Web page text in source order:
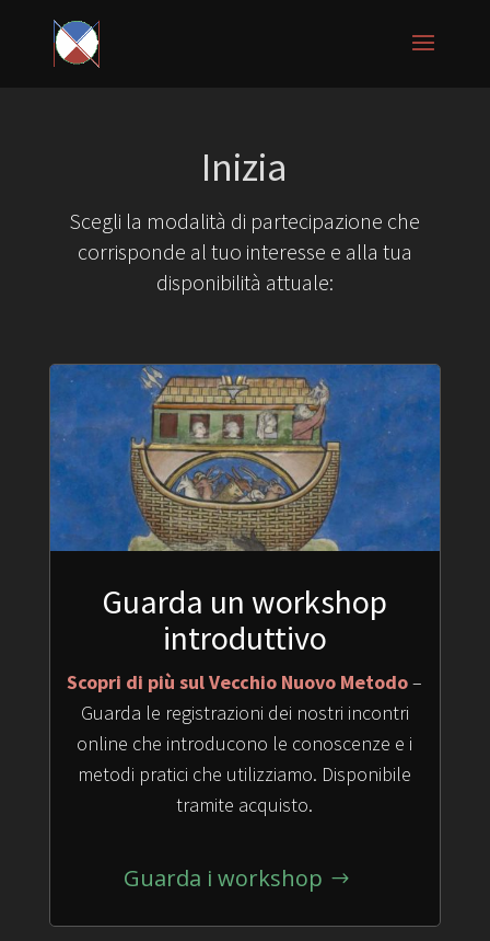
Inizia
Scegli la modalità di partecipazione che
corrisponde al tuo interesse e alla tua
disponibilità attuale:
Guarda un workshop
introduttivo
Scopri di più sul Vecchio Nuovo Metodo–
Guarda le registrazioni dei nostri incontri
online che introducono le conoscenze e i
metodi pratici che utilizziamo. Disponibile
tramite acquisto.
Guarda i workshop